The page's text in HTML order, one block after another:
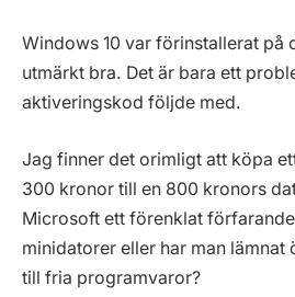
Windows 10 var förinstallerat på
utmärkt bra. Det är bara ett
aktiveringskod följde med.
Jag finner det orimligt att köpa
300 kronor till en 800 kronors
Microsoft ett förenklat
minidatorer eller har man lämnat
till fria programvaror?